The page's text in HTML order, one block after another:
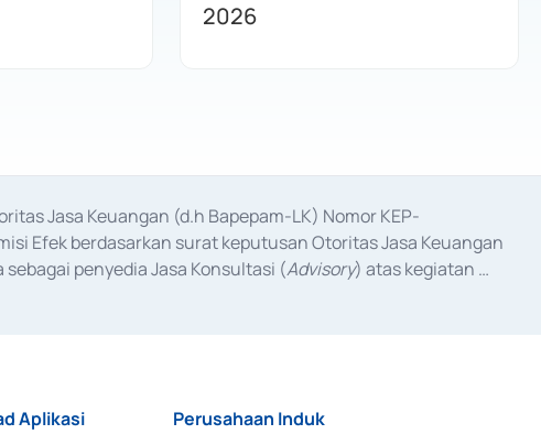
2026
Jasa Keuangan (d.h Bapepam-LK) Nomor KEP-
Efek berdasarkan surat keputusan Otoritas Jasa Keuangan
sebagai penyedia Jasa Konsultasi (Advisory) atas kegiatan
Aplikasi Perusahaan Induk